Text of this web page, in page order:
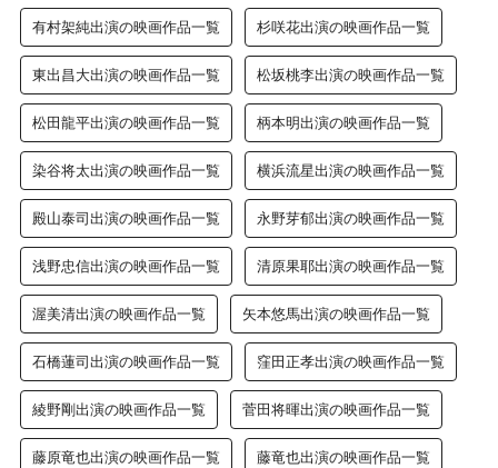
有村架純出演の映画作品一覧 杉咲花出演の映画作品一覧
東出昌大出演の映画作品一覧 松坂桃李出演の映画作品一覧
松田龍平出演の映画作品一覧 柄本明出演の映画作品一覧
染谷将太出演の映画作品一覧 横浜流星出演の映画作品一覧
殿山泰司出演の映画作品一覧 永野芽郁出演の映画作品一覧
浅野忠信出演の映画作品一覧 清原果耶出演の映画作品一覧
渥美清出演の映画作品一覧 矢本悠馬出演の映画作品一覧
石橋蓮司出演の映画作品一覧 窪田正孝出演の映画作品一覧
綾野剛出演の映画作品一覧 菅田将暉出演の映画作品一覧
藤原竜也出演の映画作品一覧 藤竜也出演の映画作品一覧